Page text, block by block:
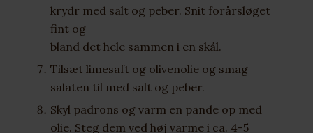
krydr med salt og peber. Snit forårsløget
fint og
bland det hele sammen i en skål.
Tilsæt limesaft og olivenolie og smag
salaten til med salt og peber.
Skyl padrons og varm en pande op med
olie. Steg dem ved høj varme i ca. 4-5